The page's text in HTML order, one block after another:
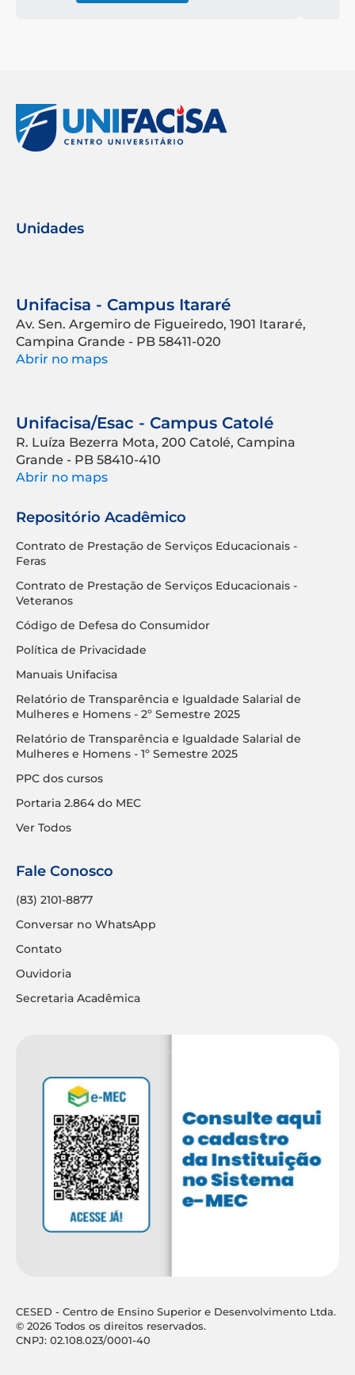
Unidades
Unifacisa - Campus Itararé
Av. Sen. Argemiro de Figueiredo, 1901 Itararé,
Campina Grande - PB 58411-020
Abrir no maps
Unifacisa/Esac - Campus Catolé
R. Luíza Bezerra Mota, 200 Catolé, Campina
Grande - PB 58410-410
Abrir no maps
Repositório Acadêmico
Contrato de Prestação de Serviços Educacionais -
Feras
Contrato de Prestação de Serviços Educacionais -
Veteranos
Código de Defesa do Consumidor
Política de Privacidade
Manuais Unifacisa
Relatório de Transparência e Igualdade Salarial de
Mulheres e Homens - 2º Semestre 2025
Relatório de Transparência e Igualdade Salarial de
Mulheres e Homens - 1º Semestre 2025
PPC dos cursos
Portaria 2.864 do MEC
Ver Todos
Fale Conosco
(83) 2101-8877
Conversar no WhatsApp
Contato
Ouvidoria
Secretaria Acadêmica
CESED - Centro de Ensino Superior e Desenvolvimento Ltda.
© 2026 Todos os direitos reservados.
CNPJ: 02.108.023/0001-40